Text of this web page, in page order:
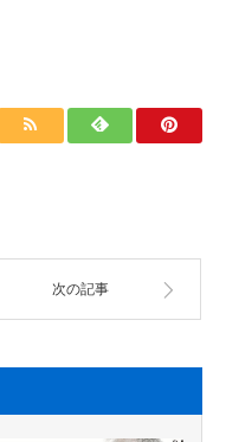
次の記事